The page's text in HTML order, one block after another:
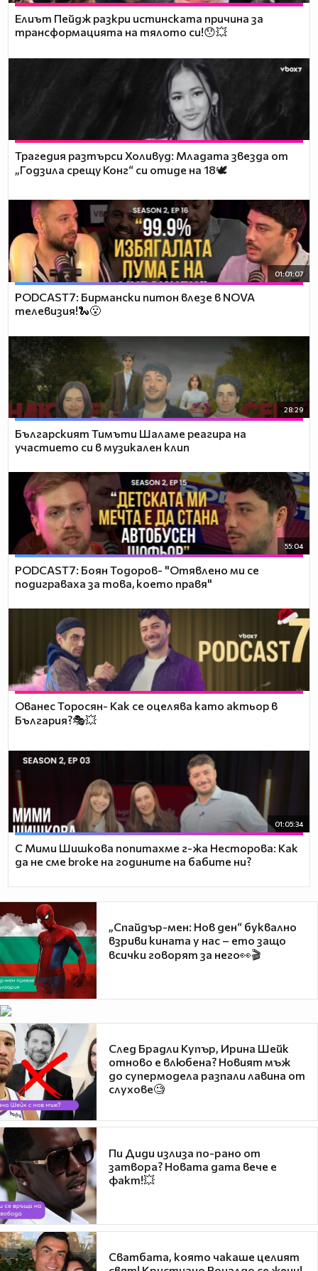
„Спайдър-мен: Нов ден“ буквално
взриви кината у нас – ето защо
всички говорят за него👀🎬
След Брадли Купър, Ирина Шейк
отново е влюбена? Новият мъж
до супермодела разпали лавина от
слухове🧐
Пи Диди излиза по-рано от
затвора? Новата дата вече е
факт!💥
Сватбата, която чакаше целият
Елиът Пейдж разкри истинската причина за
трансформацията на тялото си!😯💥
Трагедия разтърси Холивуд: Младата звезда от
„Годзила срещу Конг“ си отиде на 18🕊️
01:01:07
PODCAST7: Бирмански питон влезе в NOVA
телевизия!🐍😮
28:29
Българският Тимъти Шаламе реагира на
участието си в музикален клип
55:04
PODCAST7: ‪Боян Тодоров- "Отявлено ми се
подиграваха за това, което правя"
Ованес Торосян- Как се оцелява като актьор в
България?🎭💥
01:05:34
С Мими Шишкова попитахме г-жа Несторова: Как
да не сме broke на годините на бабите ни?